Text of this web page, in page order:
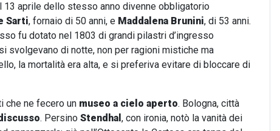
13 aprile dello stesso anno divenne obbligatorio
Sarti, fornaio di 50 anni, e Maddalena Brunini, di 53 anni.
fu dotato nel 1803 di grandi pilastri d’ingresso
svolgevano di notte, non per ragioni mistiche ma
la mortalità era alta, e si preferiva evitare di bloccare di
che ne fecero un museo a cielo aperto. Bologna, città
. Persino Stendhal , con ironia, notò la vanità dei